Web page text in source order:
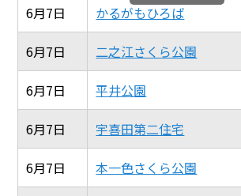
6月7日 かるがもひろば
6月7日 二之江さくら公園
6月7日 平井公園
6月7日 宇喜田第二住宅
6月7日 本一色さくら公園